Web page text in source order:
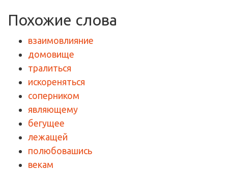
Похожие слова
взаимовлияние
домовище
тралиться
искореняться
соперником
являющему
бегущее
лежащей
полюбовашись
векам